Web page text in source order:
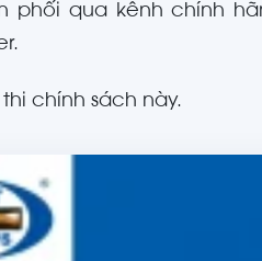
phối qua kênh chính
chính sách này.